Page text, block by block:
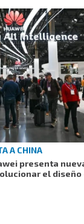
A CHINA
presenta
el diseño